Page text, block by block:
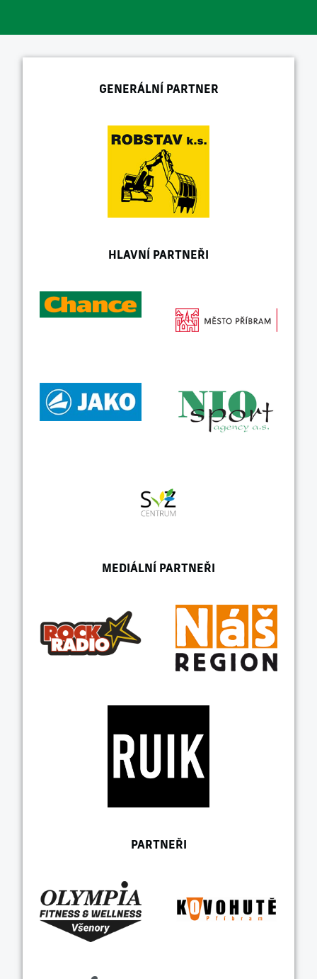
GENERÁLNÍ PARTNER
HLAVNÍ PARTNEŘI
MEDIÁLNÍ PARTNEŘI
PARTNEŘI